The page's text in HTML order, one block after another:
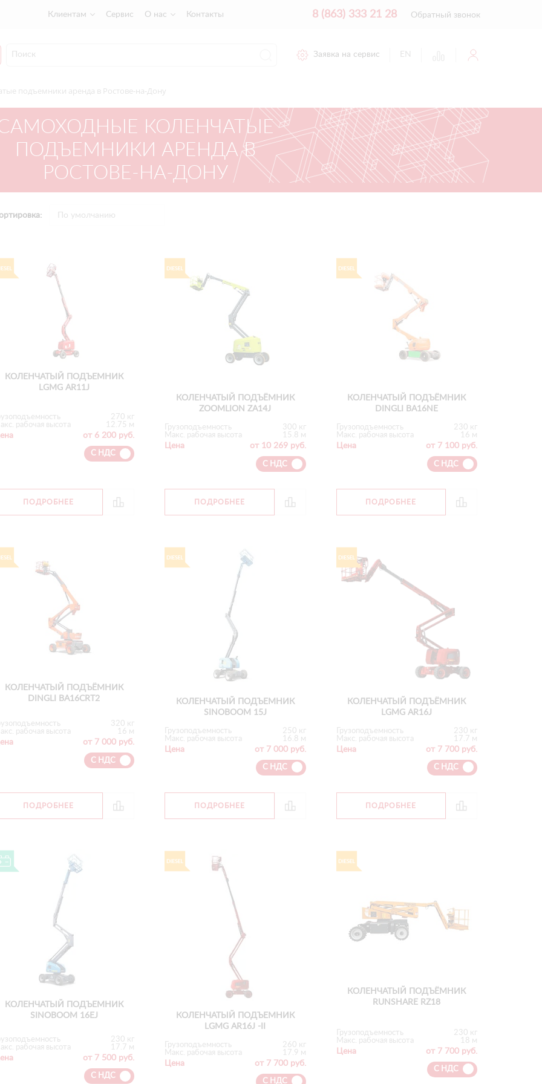
Клиентам Сервис О нас Контакты 8 (863) 333 21 28 Обратный звонок
Заявка на сервис EN
подъемники аренда в Ростове-на-Дону
КОЛЕНЧАТЫЕ
ПОДЪЕМНИКИ АРЕНДА В
РОСТОВЕ-НА-ДОНУ
КОЛЕНЧАТЫЙ ПОДЪЕМНИК
LGMG AR11J
270 кг
рабочая высота
12.75 м
от 6 200 руб.
С НДС
ПОДРОБНЕЕ
КОЛЕНЧАТЫЙ ПОДЪЁМНИК
ZOOMLION ZA14J
Грузоподъемность
300 кг
Макс. рабочая высота
15.8 м
Цена от 10 269 руб.
С НДС
ПОДРОБНЕЕ
КОЛЕНЧАТЫЙ ПОДЪЁМНИК
DINGLI BA16NE
Грузоподъемность
230 кг
Макс. рабочая высота
16 м
Цена от 7 100 руб.
С НДС
ПОДРОБНЕЕ
КОЛЕНЧАТЫЙ ПОДЪЁМНИК
DINGLI BA16CRT2
320 кг
рабочая высота
16 м
от 7 000 руб.
С НДС
ПОДРОБНЕЕ
КОЛЕНЧАТЫЙ ПОДЪЕМНИК
SINOBOOM 15J
Грузоподъемность
250 кг
Макс. рабочая высота
16.8 м
Цена от 7 000 руб.
С НДС
ПОДРОБНЕЕ
КОЛЕНЧАТЫЙ ПОДЪЁМНИК
LGMG AR16J
Грузоподъемность
230 кг
Макс. рабочая высота
17.7 м
Цена от 7 700 руб.
С НДС
ПОДРОБНЕЕ
КОЛЕНЧАТЫЙ ПОДЪЕМНИК
SINOBOOM 16EJ
230 кг
рабочая высота
17.7 м
от 7 500 руб.
С НДС
КОЛЕНЧАТЫЙ ПОДЪЕМНИК
LGMG AR16J -II
Грузоподъемность
260 кг
Макс. рабочая высота
17.9 м
Цена от 7 700 руб.
С НДС
КОЛЕНЧАТЫЙ ПОДЪЁМНИК
RUNSHARE RZ18
Грузоподъемность
230 кг
Макс. рабочая высота
18 м
Цена от 7 700 руб.
С НДС